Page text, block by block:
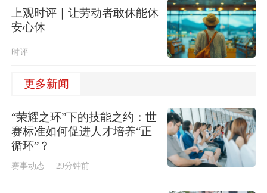
上观时评｜让劳动者敢休能休
安心休
时评
更多新闻
“荣耀之环”下的技能之约：世
赛标准如何促进人才培养“正
循环”？
赛事动态 29分钟前